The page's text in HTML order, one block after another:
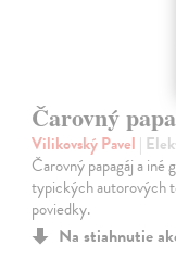
Čarovný
Vilikovský Pavel |
Čarovný papagáj a iné
typických autorových
poviedky.
Na stiahnutie